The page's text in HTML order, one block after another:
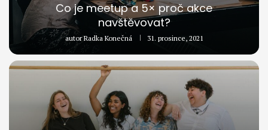
Co je meetup a 5× proč akce
navštěvovat?
autorRadka Konečná 31. prosince, 2021